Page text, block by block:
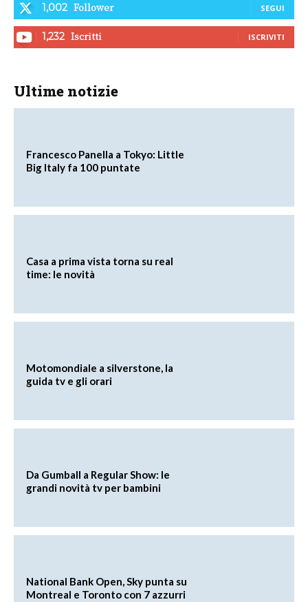
1,002 Follower SEGUI
1,232 Iscritti ISCRIVITI
Ultime notizie
Francesco Panella a Tokyo: Little
Big Italy fa 100 puntate
Casa a prima vista torna su real
time: le novità
Motomondiale a silverstone, la
guida tv e gli orari
Da Gumball a Regular Show: le
grandi novità tv per bambini
National Bank Open, Sky punta su
Montreal e Toronto con 7 azzurri